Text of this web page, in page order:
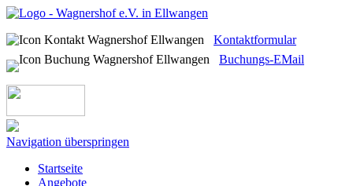
Kontaktformular
Buchungs-EMail
Navigation überspringen
Startseite
Angebote